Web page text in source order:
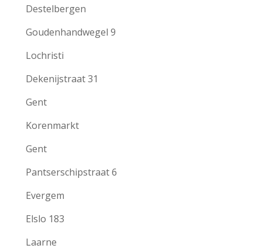
Destelbergen
Goudenhandwegel 9
Lochristi
Dekenijstraat 31
Gent
Korenmarkt
Gent
Pantserschipstraat 6
Evergem
Elslo 183
Laarne